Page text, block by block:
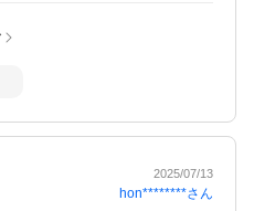
2025/07/13
hon********さん